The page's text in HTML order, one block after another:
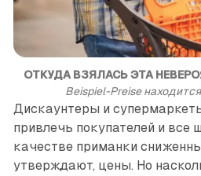
ОТКУДА ВЗЯЛАСЬ ЭТА
Beispiel-Preise
Дискаунтеры и
привлечь покупателей и все
качестве приманки
утверждают, цены. Но